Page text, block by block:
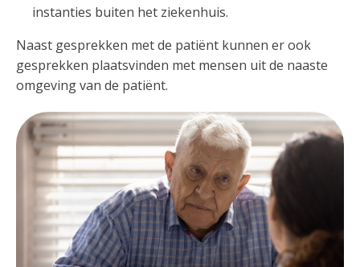
instanties buiten het ziekenhuis.
Naast gesprekken met de patiënt kunnen er ook
gesprekken plaatsvinden met mensen uit de naaste
omgeving van de patiënt.